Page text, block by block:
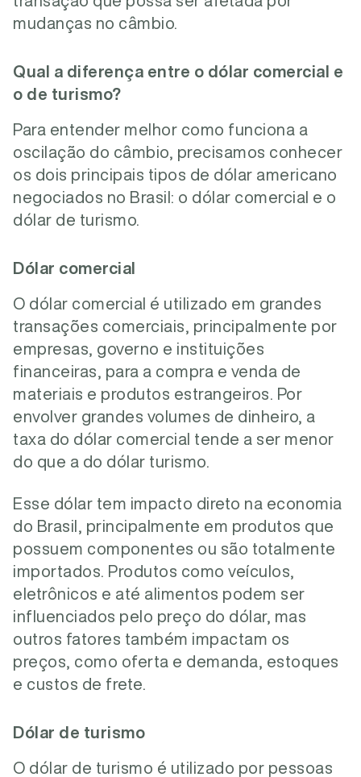
mudanças no câmbio.
Qual a diferença entre o dólar comercial e
o de turismo?
Para entender melhor como funciona a
oscilação do câmbio, precisamos conhecer
os dois principais tipos de dólar americano
negociados no Brasil: o dólar comercial e o
dólar de turismo.
Dólar comercial
O dólar comercial é utilizado em grandes
transações comerciais, principalmente por
empresas, governo e instituições
financeiras, para a compra e venda de
materiais e produtos estrangeiros. Por
envolver grandes volumes de dinheiro, a
taxa do dólar comercial tende a ser menor
do que a do dólar turismo.
Esse dólar tem impacto direto na economia
do Brasil, principalmente em produtos que
possuem componentes ou são totalmente
importados. Produtos como veículos,
eletrônicos e até alimentos podem ser
influenciados pelo preço do dólar, mas
outros fatores também impactam os
preços, como oferta e demanda, estoques
e custos de frete.
Dólar de turismo
O dólar de turismo é utilizado por pessoas